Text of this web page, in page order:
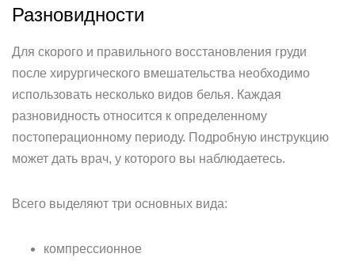
Разновидности
Для скорого и правильного восстановления груди
после хирургического вмешательства необходимо
использовать несколько видов белья. Каждая
разновидность относится к определенному
постоперационному периоду. Подробную инструкцию
может дать врач, у которого вы наблюдаетесь.
Всего выделяют три основных вида:
компрессионное